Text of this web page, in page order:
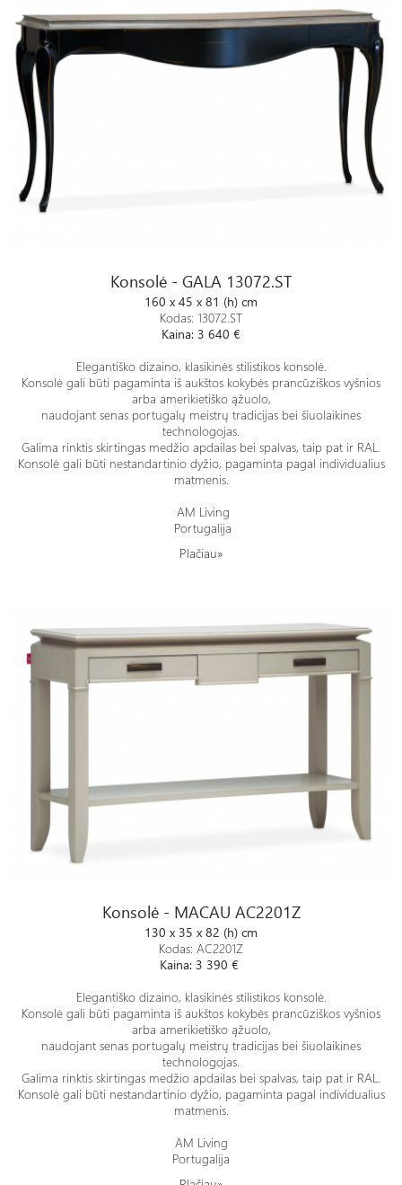
Konsolė - GALA 13072.ST
160 x 45 x 81 (h) cm
Kodas: 13072.ST
Kaina: 3 640 €
Elegantiško dizaino, klasikinės stilistikos konsolė.
Konsolė gali būti pagaminta iš aukštos kokybės prancūziškos vyšnios
arba amerikietiško ąžuolo,
naudojant senas portugalų meistrų tradicijas bei šiuolaikines
technologojas.
Galima rinktis skirtingas medžio apdailas bei spalvas, taip pat ir RAL.
Konsolė gali būti nestandartinio dyžio, pagaminta pagal individualius
matmenis.
AM Living
Portugalija
Plačiau»
Konsolė - MACAU AC2201Z
130 x 35 x 82 (h) cm
Kodas: AC2201Z
Kaina: 3 390 €
Elegantiško dizaino, klasikinės stilistikos konsolė.
Konsolė gali būti pagaminta iš aukštos kokybės prancūziškos vyšnios
arba amerikietiško ąžuolo,
naudojant senas portugalų meistrų tradicijas bei šiuolaikines
technologojas.
Galima rinktis skirtingas medžio apdailas bei spalvas, taip pat ir RAL.
Konsolė gali būti nestandartinio dyžio, pagaminta pagal individualius
matmenis.
AM Living
Portugalija